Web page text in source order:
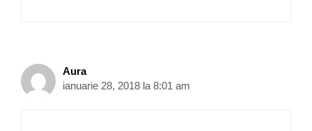
Aura
ianuarie 28, 2018 la 8:01 am